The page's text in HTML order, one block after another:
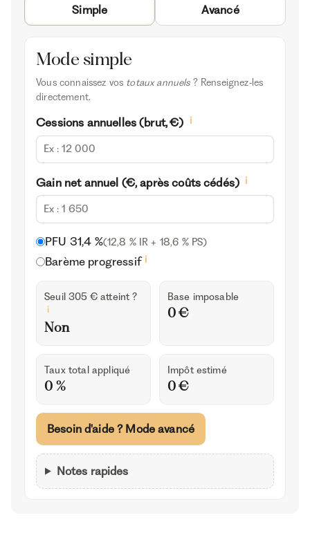
Simple Avancé
Mode simple
Vous connaissez vos totaux annuels? Renseignez‑les
directement.
Cessions annuelles (brut, €) i
Gain net annuel (€, après coûts cédés) i
PFU 31,4 %(12,8 % IR + 18,6 % PS)
Barème progressif i
Seuil 305 € atteint ?
i
Non
Base imposable
0 €
Taux total appliqué
0 %
Impôt estimé
0 €
Besoin d'aide ? Mode avancé
Notes rapides